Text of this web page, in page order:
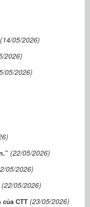
(14/05/2026)
2026)
05/2026)
(22/05/2026)
05/2026)
(22/05/2026)
CTT (23/05/2026)